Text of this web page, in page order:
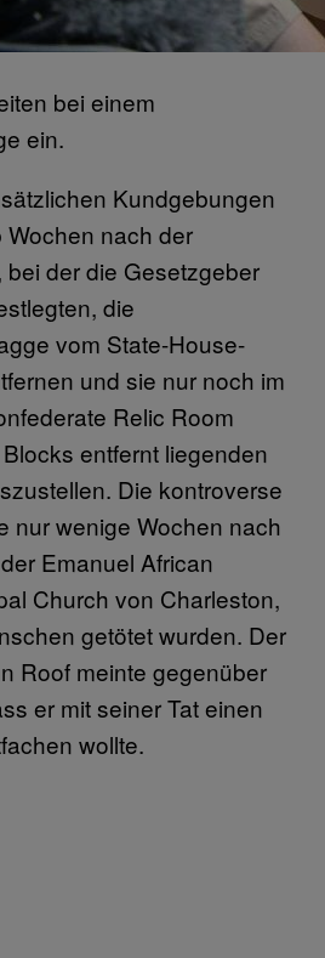
bei einem
ein.
Kundgebungen
nach der
bei der die Gesetzgeber
die
vom State-House-
und sie nur noch im
Relic Room
entfernt liegenden
Die kontroverse
nur wenige Wochen nach
Emanuel African
Church von Charleston,
getötet wurden. Der
Roof meinte gegenüber
er mit seiner Tat einen
wollte.